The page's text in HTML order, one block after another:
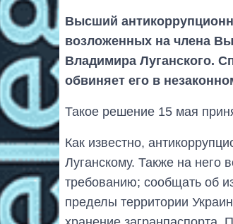
Высший
возложенных на члена
Владимира Луганского.
обвиняет его в
Такое решение 15 мая
Как известно,
Луганскому. Также на
требованию; сообщать об
пределы территории